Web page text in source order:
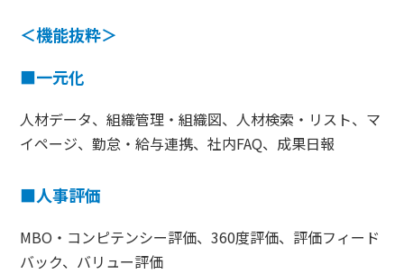
＜機能抜粋＞
■一元化
人材データ、組織管理・組織図、人材検索・リスト、マ
イページ、勤怠・給与連携、社内FAQ、成果日報
■人事評価
MBO・コンピテンシー評価、360度評価、評価フィード
バック、バリュー評価